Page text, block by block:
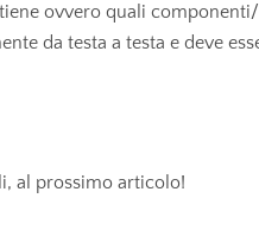
ovvero quali
da testa a testa e deve
al prossimo articolo!